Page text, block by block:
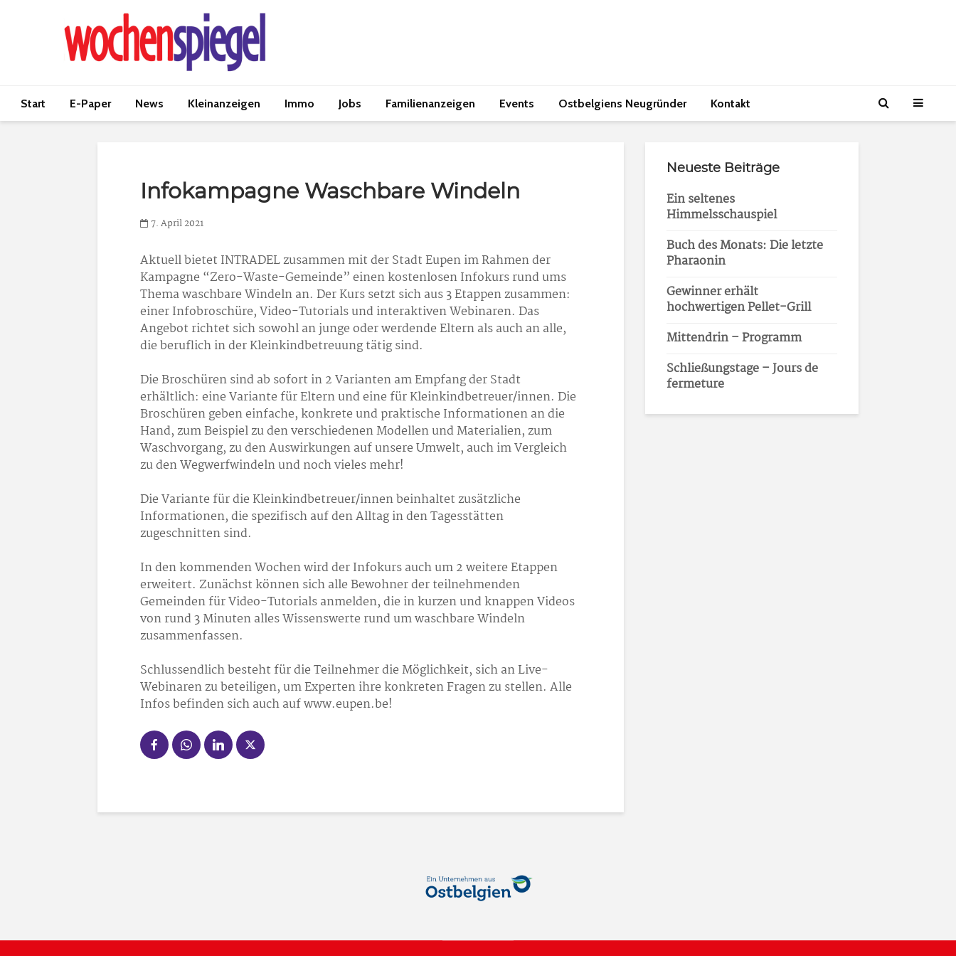
Start E-Paper News Kleinanzeigen Immo Jobs Familienanzeigen Events Ostbelgiens Neugründer Kontakt
Infokampagne Waschbare Windeln
7. April 2021
Aktuell bietet INTRADEL zusammen mit der Stadt Eupen im Rahmen der
Kampagne “Zero-Waste-Gemeinde” einen kostenlosen Infokurs rund ums
Thema waschbare Windeln an. Der Kurs setzt sich aus 3 Etappen zusammen:
einer Infobroschüre, Video-Tutorials und interaktiven Webinaren. Das
Angebot richtet sich sowohl an junge oder werdende Eltern als auch an alle,
die beruflich in der Kleinkindbetreuung tätig sind.
Die Broschüren sind ab sofort in 2 Varianten am Empfang der Stadt
erhältlich: eine Variante für Eltern und eine für Kleinkindbetreuer/innen. Die
Broschüren geben einfache, konkrete und praktische Informationen an die
Hand, zum Beispiel zu den verschiedenen Modellen und Materialien, zum
Waschvorgang, zu den Auswirkungen auf unsere Umwelt, auch im Vergleich
zu den Wegwerfwindeln und noch vieles mehr!
Die Variante für die Kleinkindbetreuer/innen beinhaltet zusätzliche
Informationen, die spezifisch auf den Alltag in den Tagesstätten
zugeschnitten sind.
In den kommenden Wochen wird der Infokurs auch um 2 weitere Etappen
erweitert. Zunächst können sich alle Bewohner der teilnehmenden
Gemeinden für Video-Tutorials anmelden, die in kurzen und knappen Videos
von rund 3 Minuten alles Wissenswerte rund um waschbare Windeln
zusammenfassen.
Schlussendlich besteht für die Teilnehmer die Möglichkeit, sich an Live-
Webinaren zu beteiligen, um Experten ihre konkreten Fragen zu stellen. Alle
Infos befinden sich auch auf www.eupen.be!
Neueste Beiträge
Ein seltenes
Himmelsschauspiel
Buch des Monats: Die letzte
Pharaonin
Gewinner erhält
hochwertigen Pellet-Grill
Mittendrin – Programm
Schließungstage – Jours de
fermeture